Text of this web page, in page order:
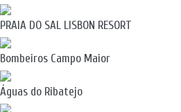
PRAIA DO SAL LISBON RESORT
Bombeiros Campo Maior
Águas do Ribatejo